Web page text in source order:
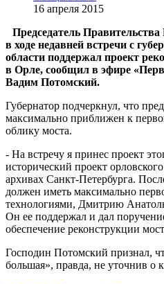
16 апреля 2015
Председатель
в ходе недавней встречи с
области поддержал проект
в Орле, сообщил в эфире
Вадим Потомский.
Губернатор подчеркнул, что
максимально приближен к
облику моста.
- На встречу я принес проект
исторический проект
архивах Санкт-Петербурга.
должен иметь максимально
технологиями, Дмитрию
Он ее поддержал и дал
обеспечение реконструкции
Господин Потомский признал,
большая», правда, не уточнив о